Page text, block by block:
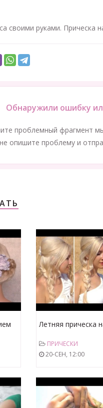
своими руками.
Обнаружили ошибку
проблемный фрагмент
опишите проблему и
Летняя прическа
самой себе
ПРИЧЕСКИ
20-СЕН, 12:00